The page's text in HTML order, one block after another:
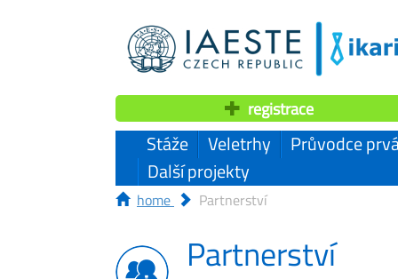
registrace
Stáže Veletrhy
Průvodce
Další projekty
home Partnerství
Partnerství